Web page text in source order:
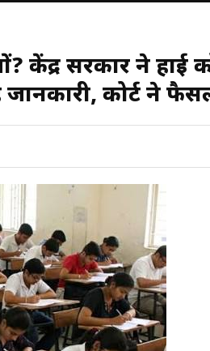
केंद्र सरकार ने हाई
कोर्ट ने